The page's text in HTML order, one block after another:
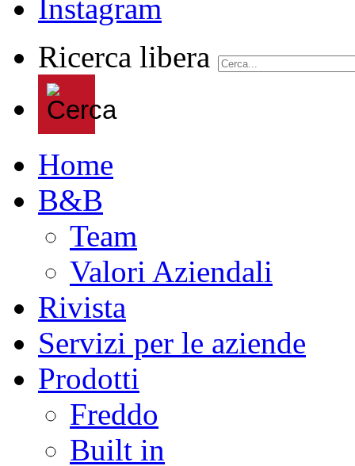
Ricerca libera
Home
B&B
Team
Valori Aziendali
Rivista
Servizi per le aziende
Prodotti
Freddo
Built in